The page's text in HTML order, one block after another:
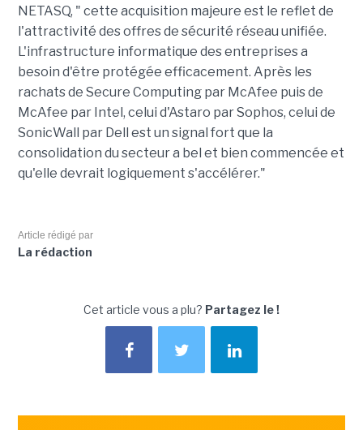
NETASQ, " cette acquisition majeure est le reflet de
l'attractivité des offres de sécurité réseau unifiée.
L'infrastructure informatique des entreprises a
besoin d'être protégée efficacement. Après les
rachats de Secure Computing par McAfee puis de
McAfee par Intel, celui d'Astaro par Sophos, celui de
SonicWall par Dell est un signal fort que la
consolidation du secteur a bel et bien commencée et
qu'elle devrait logiquement s'accélérer."
Article rédigé par
La rédaction
Cet article vous a plu? Partagez le !